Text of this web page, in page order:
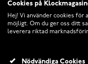
Cookies på
Hej! Vi använder cookies för
möjligt. Om du ger oss ditt
leverera riktad
Nödvändiga Cookies